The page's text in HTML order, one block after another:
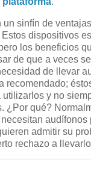
un sinfín de
dispositivos
los beneficios
de que a veces
de llevar
recomendado;
utilizarlos y no
¿Por qué?
audífonos
admitir su
rechazo a